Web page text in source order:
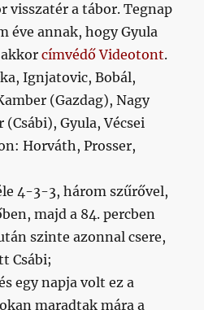
visszatér a tábor. Tegnap
éve annak, hogy Gyula
akkorcímvédő Videotont.
Ignjatovic, Bobál,
(Gazdag), Nagy
Gyula, Vécsei
Horváth, Prosser,
4-3-3, három szűrővel,
majd a 84. percben
szinte azonnal csere,
Csábi;
egy napja volt ez a
maradtak mára a